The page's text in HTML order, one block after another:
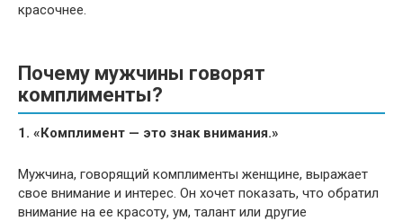
красочнее.
Почему мужчины говорят
комплименты?
1. «Комплимент — это знак внимания.»
Мужчина, говорящий комплименты женщине, выражает
свое внимание и интерес. Он хочет показать, что обратил
внимание на ее красоту, ум, талант или другие